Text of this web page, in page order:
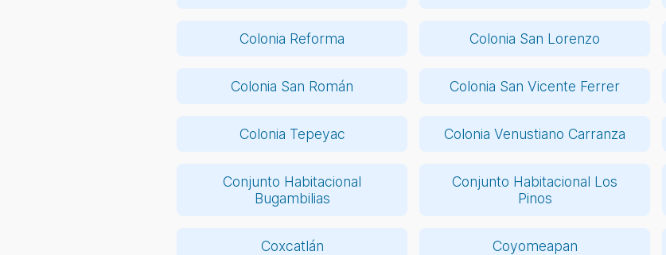
Colonia Reforma Colonia San Lorenzo
Colonia San Román Colonia San Vicente Ferrer
Colonia Tepeyac Colonia Venustiano Carranza
Conjunto Habitacional
Bugambilias
Conjunto Habitacional Los
Pinos
Coxcatlán Coyomeapan